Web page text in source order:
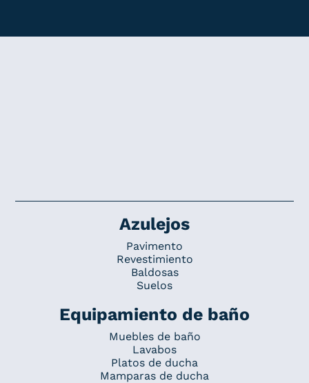
Azulejos
Pavimento
Revestimiento
Baldosas
Suelos
Equipamiento de baño
Muebles de baño
Lavabos
Platos de ducha
Mamparas de ducha